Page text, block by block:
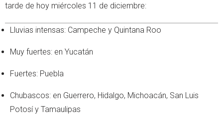
tarde de hoy miércoles 11 de diciembre:
Lluvias intensas: Campeche y Quintana Roo
Muy fuertes: en Yucatán
Fuertes: Puebla
Chubascos: en Guerrero, Hidalgo, Michoacán, San Luis
Potosí y Tamaulipas